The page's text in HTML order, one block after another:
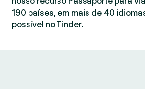
190 países, em mais de 40
possível no Tinder.